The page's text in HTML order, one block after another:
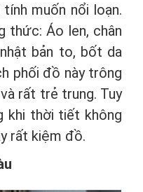
muốn nổi loạn.
thức: Áo len, chân
bản to, bốt da
phối đồ này trông
rất trẻ trung. Tuy
khi thời tiết không
rất kiệm đồ.